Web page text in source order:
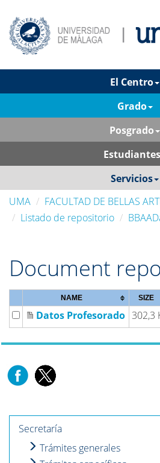
El Centro
Grado
Posgrado
Estudiantes
Servicios
UMA
FACULTAD DE BELLAS
Listado de repositorio
Document
NAME SIZE
Datos Profesorado 302,3
Secretaría
Trámites generales